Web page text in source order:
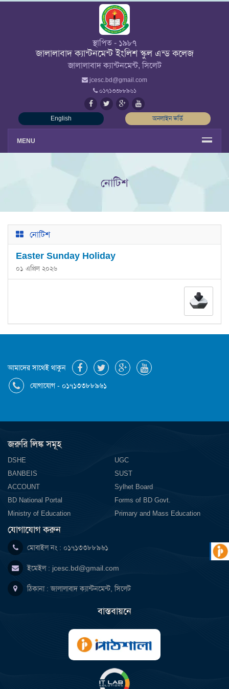
স্থাপিত - ১৯৮৭
জালালাবাদ ক্যান্টনমেন্ট ইংলিশ স্কুল এন্ড কলেজ
জালালাবাদ ক্যান্টনমেন্ট, সিলেট
jcesc.bd@gmail.com
০১৭১৩৩৮৮৯৬১
English অনলাইন ভর্তি
MENU
নোটিশ
নোটিশ
Easter Sunday Holiday
০১ এপ্রিল ২০২৬
আমাদের সাথেই থাকুন
যোগাযোগ - ০১৭১৩৩৮৮৯৬১
জরুরি লিঙ্ক সমূহ
DSHE
BANBEIS
ACCOUNT
BD National Portal
Ministry of Education
UGC
SUST
Sylhet Board
Forms of BD Govt.
Primary and Mass Education
যোগাযোগ করুন
মোবাইল নং : ০১৭১৩৩৮৮৯৬১
ইমেইল : jcesc.bd@gmail.com
ঠিকানা : জালালাবাদ ক্যান্টনমেন্ট, সিলেট
বাস্তবায়নে